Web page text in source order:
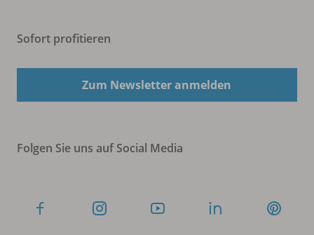
Sofort profitieren
Zum Newsletter anmelden
Folgen Sie uns auf Social Media